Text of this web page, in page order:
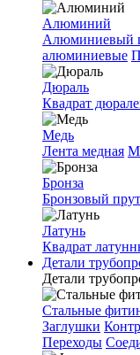
Алюминий
Алюминиевый
алюминиевые
Дюраль
Квадрат
Медь
Лента медная
Бронза
Бронзовый
Латунь
Квадрат
Детали
Детали
Стальные
Заглушки
Переходы